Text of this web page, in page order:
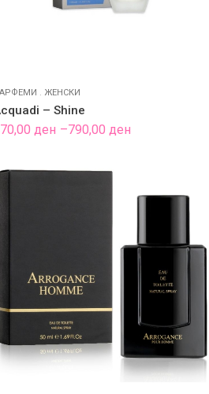
. ЖЕНСКИ
– Shine
ден –790,00 ден
range:
ден